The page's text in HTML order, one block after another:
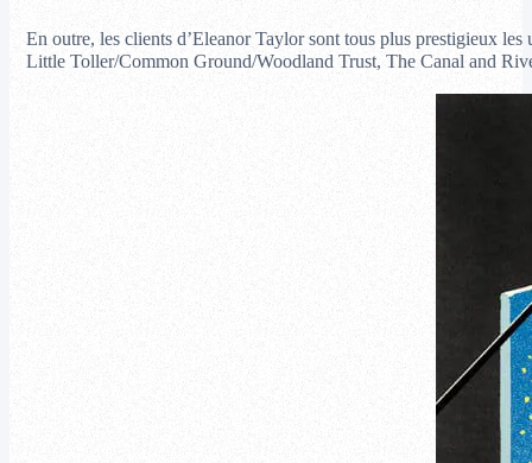
En outre, les clients d’Eleanor Taylor sont tous plus prestigieux
Little Toller/Common Ground/Woodland Trust, The Canal and